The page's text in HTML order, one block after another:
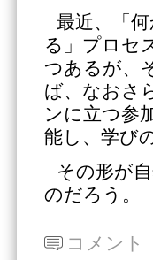
最近、「
る」プロセ
つあるが、
ば、なおさ
ンに立つ参
能し、学び
その形が
のだろう。
コメント